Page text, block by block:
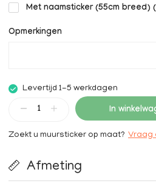
Met naamsticker (55cm breed)
Opmerkingen
Levertijd 1-5 werkdagen
In
Zoekt u muursticker op maat? Vraag
Afmeting